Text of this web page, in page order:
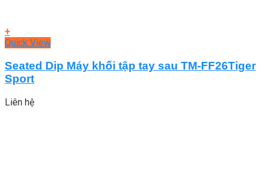
+
Quick View
Seated Dip Máy khối tập tay sau TM-FF26Tiger
Sport
Liên hệ